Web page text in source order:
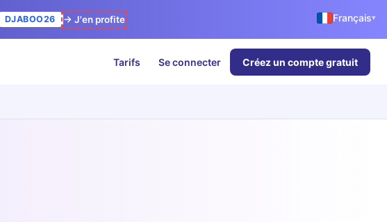
DJABOO26 → J'en profite Français▾
Tarifs Se connecter Créez un compte gratuit